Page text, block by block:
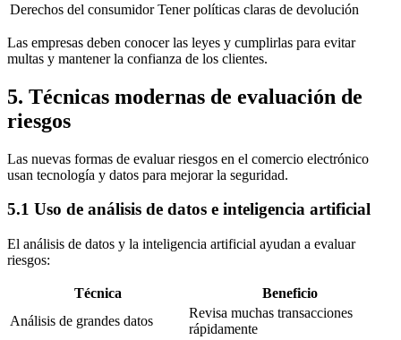
Derechos del consumidor Tener políticas claras de devolución
Las empresas deben conocer las leyes y cumplirlas para evitar
multas y mantener la confianza de los clientes.
5. Técnicas modernas de evaluación de
riesgos
Las nuevas formas de evaluar riesgos en el comercio electrónico
usan tecnología y datos para mejorar la seguridad.
5.1 Uso de análisis de datos e inteligencia artificial
El análisis de datos y la inteligencia artificial ayudan a evaluar
riesgos:
Técnica
Beneficio
Análisis de grandes datos
Revisa muchas transacciones
rápidamente